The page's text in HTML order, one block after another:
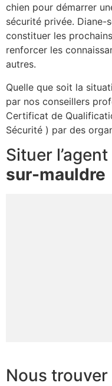
chien pour démarrer
sécurité privée. Diane-
constituer les
renforcer les
autres.
Quelle que soit la
par nos conseillers
Certificat de
Sécurité ) par des
Situer
sur-mauldre
Nous